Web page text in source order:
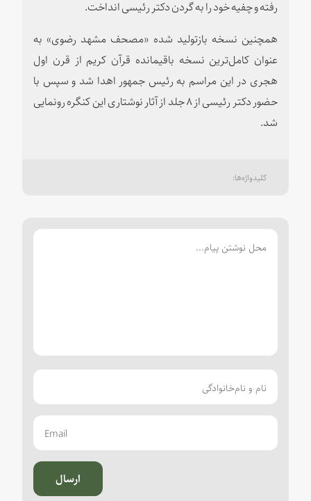
رفته و چفیه خود را به گردن دکتر رئیسی انداخت.
همچنین نسخه بازتولید شده «مصحف مشهد رضوی» به
عنوان کامل‌ترین نسخه باقیمانده قرآن کریم از قرن اول
هجری در این مراسم به رئیس جمهور اهدا شد و سپس با
حضور دکتر رئیسی از ۸ جلد از آثار نوشتاری این کنگره رونمایی
شد.
ارسال